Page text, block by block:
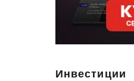
Инвестиции